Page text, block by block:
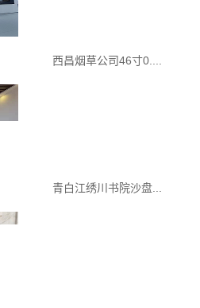
西昌烟草公司46寸0....
青白江绣川书院沙盘...